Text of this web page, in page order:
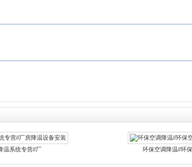
温系统专营//厂 环保空调降温//环